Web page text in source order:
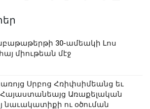
30-ամեակի Լոս
միութեան մէջ
Սրբոց Հռիփսիմեանց եւ
Հայաստանեայց Առաքելական
նաւակատիքի ու օծուման